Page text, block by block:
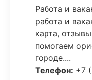
Работа и
работа и
карта,
помогаем
городе....
Телефон: +7